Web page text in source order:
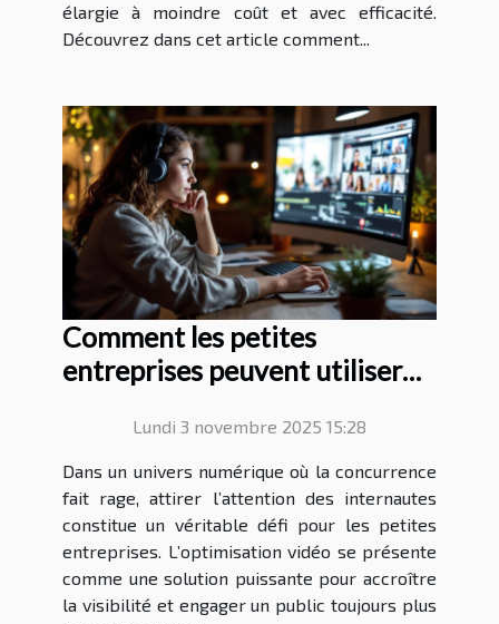
élargie à moindre coût et avec efficacité.
Découvrez dans cet article comment...
Comment les petites
entreprises peuvent utiliser
vidéo pour augmenter leur
visibilité?
Lundi 3 novembre 2025 15:28
Dans un univers numérique où la concurrence
fait rage, attirer l’attention des internautes
constitue un véritable défi pour les petites
entreprises. L’optimisation vidéo se présente
comme une solution puissante pour accroître
la visibilité et engager un public toujours plus